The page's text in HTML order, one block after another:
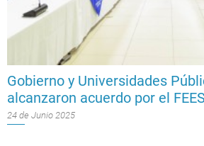
Gobierno y Universidades
alcanzaron acuerdo por el
24 de Junio 2025